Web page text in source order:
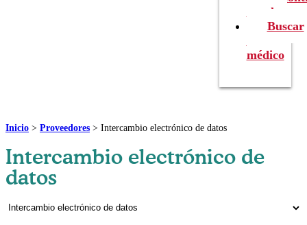
un plan
Buscar
médico
Inicio > Proveedores > Intercambio electrónico de datos
Intercambio electrónico de
datos